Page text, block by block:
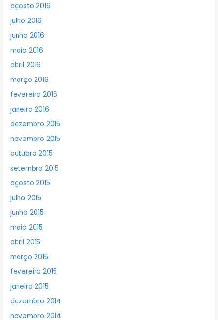
agosto 2016
julho 2016
junho 2016
maio 2016
abril 2016
março 2016
fevereiro 2016
janeiro 2016
dezembro 2015
novembro 2015
outubro 2015
setembro 2015
agosto 2015
julho 2015
junho 2015
maio 2015
abril 2015
março 2015
fevereiro 2015
janeiro 2015
dezembro 2014
novembro 2014